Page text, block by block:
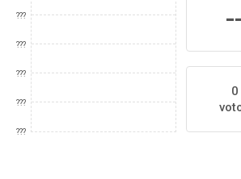
???
???
???
???
???
0